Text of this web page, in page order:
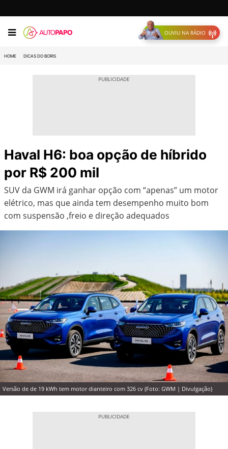
OUVIU NA RÁDIO
HOME DICAS DO BORIS
Haval H6: boa opção de híbrido
por R$ 200 mil
SUV da GWM irá ganhar opção com “apenas” um motor
elétrico, mas que ainda tem desempenho muito bom
com suspensão ,freio e direção adequados
Versão de de 19 kWh tem motor dianteiro com 326 cv (Foto: GWM | Divulgação)